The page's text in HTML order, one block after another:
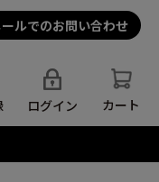
ールでのお問い合わせ
ログイン カート